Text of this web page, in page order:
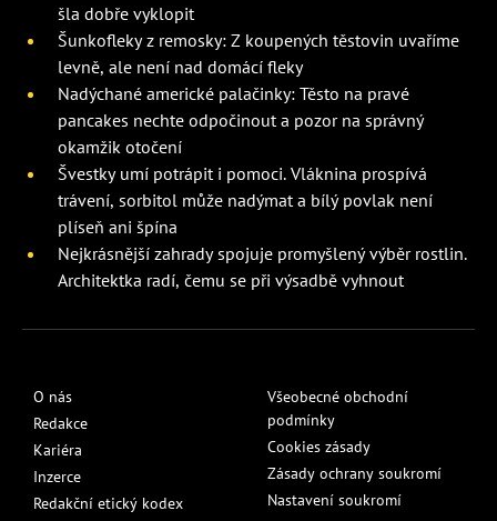
šla dobře vyklopit
Šunkofleky z remosky: Z koupených těstovin uvaříme
levně, ale není nad domácí fleky
Nadýchané americké palačinky: Těsto na pravé
pancakes nechte odpočinout a pozor na správný
okamžik otočení
Švestky umí potrápit i pomoci. Vláknina prospívá
trávení, sorbitol může nadýmat a bílý povlak není
plíseň ani špína
Nejkrásnější zahrady spojuje promyšlený výběr rostlin.
Architektka radí, čemu se při výsadbě vyhnout
O nás
Redakce
Kariéra
Inzerce
Redakční etický kodex
Všeobecné obchodní
podmínky
Cookies zásady
Zásady ochrany soukromí
Nastavení soukromí